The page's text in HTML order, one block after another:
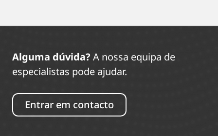
Alguma dúvida? A nossa equipa de
especialistas pode ajudar.
Entrar em contacto